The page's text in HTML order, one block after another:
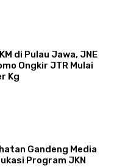
di Pulau Jawa, JNE
Ongkir JTR Mulai
Kg
Gandeng Media
Program JKN